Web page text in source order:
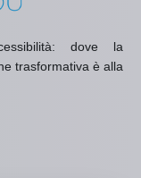
dove la
trasformativa è alla